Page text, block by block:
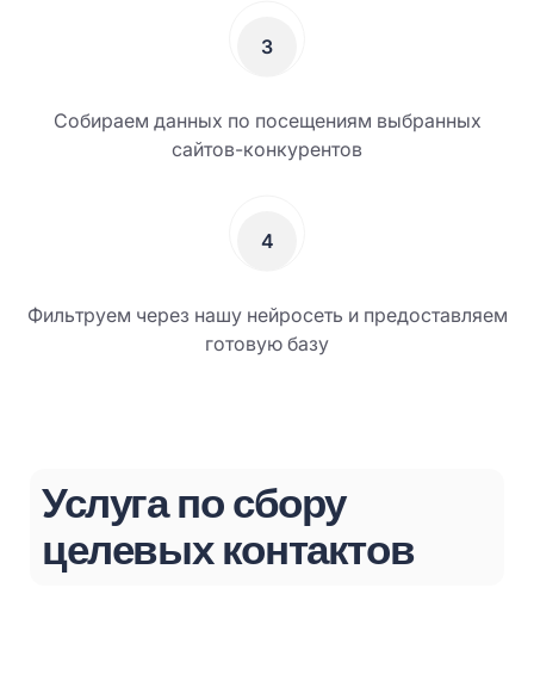
3
Собираем данных по посещениям выбранных
сайтов-конкурентов
4
Фильтруем через нашу нейросеть и предоставляем
готовую базу
Услуга по сбору
целевых контактов